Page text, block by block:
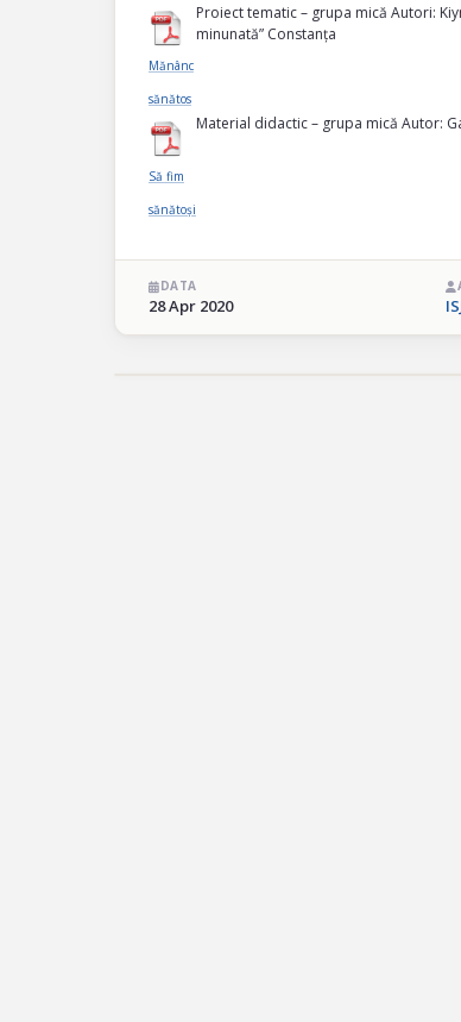
Mănânc
sănătos
Proiect tematic – grupa mică Autori:
minunată” Constanța
Să fim
sănătoși
Material didactic – grupa mică Autor:
DATA
28 Apr 2020